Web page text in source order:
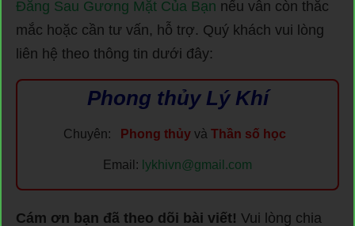
Đằng Sau Gương Mặt Của Bạn nếu vẫn còn thắc
mắc hoặc cần tư vấn, hỗ trợ. Quý khách vui lòng
liên hệ theo thông tin dưới đây:
Phong thủy Lý Khí
Chuyên: Phong thủyvà Thần số học
Email: lykhivn@gmail.com
Cám ơn bạn đã theo dõi bài viết! Vui lòng chia